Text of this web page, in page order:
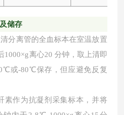
储存
分离管的全血标本在室温放置
离心20 分钟，取上清即
或-80℃保存，但应避免反复
素作为抗凝剂采集标本，并将